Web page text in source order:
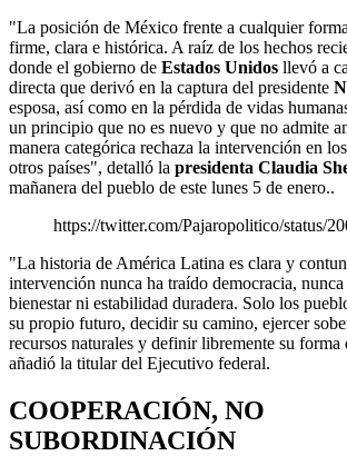
"La posición de México frente a cualquier
firme, clara e histórica. A raíz de los hechos
donde el gobierno de Estados Unidos llevó a
directa que derivó en la captura del presidente
esposa, así como en la pérdida de vidas
un principio que no es nuevo y que no admite
manera categórica rechaza la intervención en
otros países", detalló la presidenta Claudia
mañanera del pueblo de este lunes 5 de enero..
https://twitter.com/Pajaropolitico/status/
"La historia de América Latina es clara y
intervención nunca ha traído democracia, nunca
bienestar ni estabilidad duradera. Solo los
su propio futuro, decidir su camino, ejercer
recursos naturales y definir libremente su forma
añadió la titular del Ejecutivo federal.
COOPERACIÓN, NO
SUBORDINACIÓN